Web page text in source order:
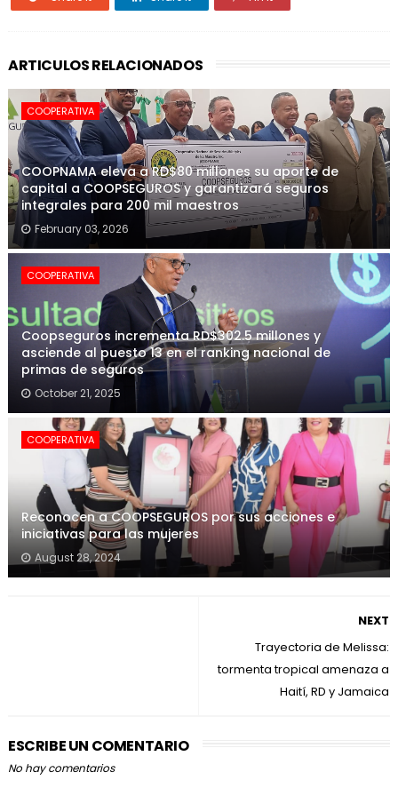
ARTICULOS RELACIONADOS
COOPERATIVA
COOPNAMA eleva a RD$80 millones su aporte de
capital a COOPSEGUROS y garantizará seguros
integrales para 200 mil maestros
February 03, 2026
COOPERATIVA
Coopseguros incrementa RD$302.5 millones y
asciende al puesto 13 en el ranking nacional de
primas de seguros
October 21, 2025
COOPERATIVA
Reconocen a COOPSEGUROS por sus acciones e
iniciativas para las mujeres
August 28, 2024
NEXT
Trayectoria de Melissa:
tormenta tropical amenaza a
Haití, RD y Jamaica
ESCRIBE UN COMENTARIO
No hay comentarios